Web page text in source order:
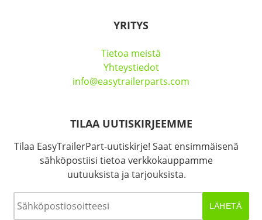
YRITYS
Tietoa meistä
Yhteystiedot
info@easytrailerparts.com
TILAA UUTISKIRJEEMME
Tilaa EasyTrailerPart-uutiskirje! Saat ensimmäisenä
sähköpostiisi tietoa verkkokauppamme
uutuuksista ja tarjouksista.